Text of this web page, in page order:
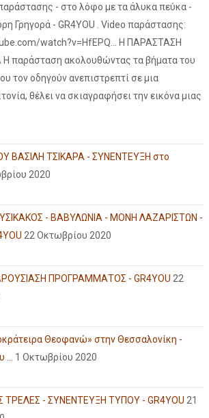
- στο λόφο με τα άλυκα πεύκα -
Γρηγορά - GR4YOU . Video παράστασης:
watch?v=HfEPQ... Η ΠΑΡΑΣΤΑΣΗ
παράσταση ακολουθώντας τα βήματα του
τον οδηγούν ανεπιστρεπτί σε μια
θέλει να σκιαγραφήσει την εικόνα μιας
ΒΑΣΙΛΗ ΤΣΙΚΑΡΑ - ΣΥΝΕΝΤΕΥΞΗ στο
2020
- ΒΑΒΥΛΩΝΙΑ - ΜΟΝΗ ΛΑΖΑΡΙΣΤΩΝ -
22 Οκτωβρίου 2020
ΠΡΟΓΡΑΜΜΑΤΟΣ - GR4YOU 22
Θεοφανώ» στην Θεσσαλονίκη -
1 Οκτωβρίου 2020
ΤΡΕΛΕΣ - ΣΥΝΕΝΤΕΥΞΗ ΤΥΠΟΥ - GR4YOU 21